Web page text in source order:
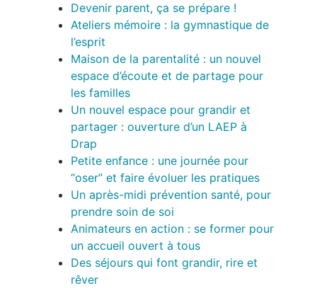
Devenir parent, ça se prépare !
Ateliers mémoire : la gymnastique de
l’esprit
Maison de la parentalité : un nouvel
espace d’écoute et de partage pour
les familles
Un nouvel espace pour grandir et
partager : ouverture d’un LAEP à
Drap
Petite enfance : une journée pour
“oser” et faire évoluer les pratiques
Un après-midi prévention santé, pour
prendre soin de soi
Animateurs en action : se former pour
un accueil ouvert à tous
Des séjours qui font grandir, rire et
rêver